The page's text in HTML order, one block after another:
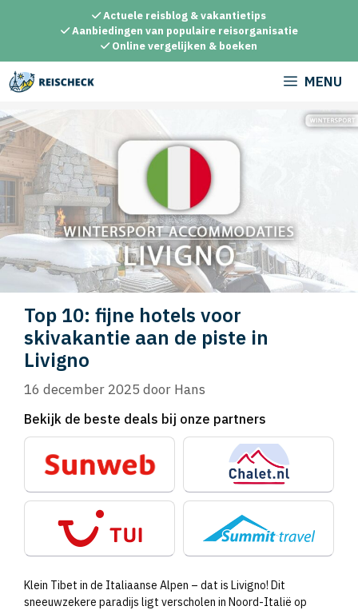
inhoud
Actuele reisblog & vakantietips
Aanbiedingen van populaire reisorganisatie
Online vergelijken & boeken
MENU
Top 10: fijne hotels voor
skivakantie aan de piste in
Livigno
16 december 2025 door Hans
Bekijk de beste deals bij onze partners
Klein Tibet in de Italiaanse Alpen – dat is Livigno! Dit
sneeuwzekere paradijs ligt verscholen in Noord-Italië op